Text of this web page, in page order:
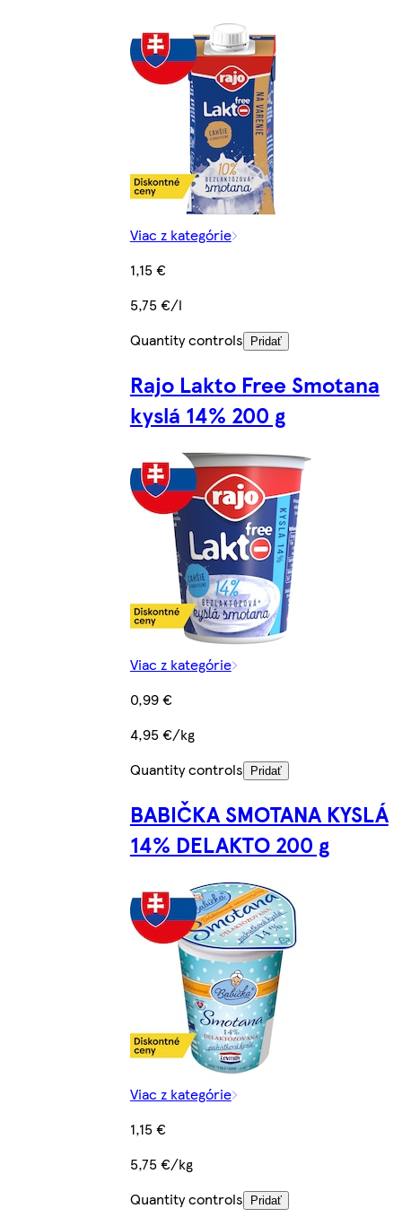
Viac z kategórie
1,15 €
5,75 €/l
Quantity controls
Pridať
Rajo Lakto Free Smotana
kyslá 14% 200 g
Viac z kategórie
0,99 €
4,95 €/kg
Quantity controls
Pridať
BABIČKA SMOTANA KYSLÁ
14% DELAKTO 200 g
Viac z kategórie
1,15 €
5,75 €/kg
Quantity controls
Pridať